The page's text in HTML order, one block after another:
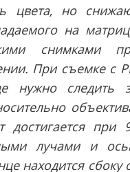
цвета, но
на
снимками
При съемке с
нужно следить
достигается при
лучами и
находится сбоку